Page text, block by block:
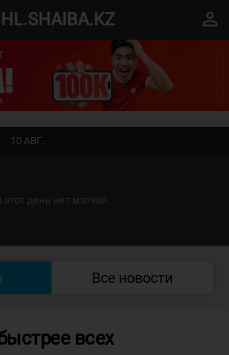
perm_identity
10 АВГ.
этот день нет матчей
Все новости
всех